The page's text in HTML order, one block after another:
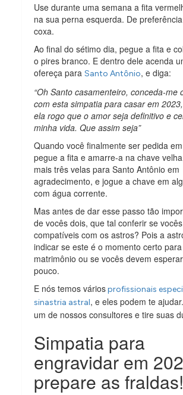
Use durante uma semana a fita
na sua perna esquerda. De
coxa.
Ao final do sétimo dia, pegue a fita e
o pires branco. E dentro dele acenda
ofereça paraSanto Antônio, e diga:
“Oh Santo casamenteiro, conceda-me
com esta simpatia para casar em
ela rogo que o amor seja definitivo e
minha vida. Que assim seja”
Quando você finalmente ser pedida
pegue a fita e amarre-a na chave
mais três velas para Santo Antônio em
agradecimento, e jogue a chave em
com água corrente.
Mas antes de dar esse passo tão
de vocês dois, que tal conferir se
compatíveis com os astros? Pois a
indicar se este é o momento certo
matrimônio ou se vocês devem
pouco.
E nós temos váriosprofissionais
sinastria astral, e eles podem te
um de nossos consultores e tire suas
Simpatia para
engravidar em
prepare as fraldas!